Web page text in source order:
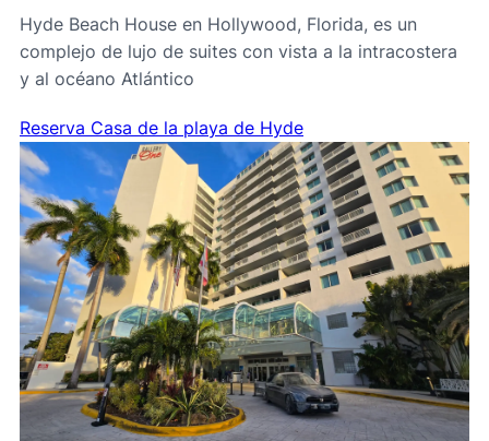
Hyde Beach House en Hollywood, Florida, es un
complejo de lujo de suites con vista a la intracostera
y al océano Atlántico
Reserva Casa de la playa de Hyde